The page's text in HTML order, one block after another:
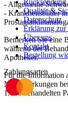
- Allgemeine
- Krankheitsbilder
Bemerken Sie eine
während der
Apotheker.
Für die Information
Nebenwirkungen
1.000 behandelten
Rücksendung
Qualität &
Datenschutz
Erklärung
Über uns
Kontakt
Bestellung
Zahlungsarten